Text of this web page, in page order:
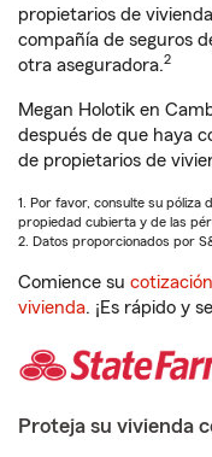
propietarios de
compañía de seguros
otra aseguradora.2
Megan Holotik en
después de que haya
de propietarios de
1. Por favor, consulte su póliza
propiedad cubierta y de las
2. Datos proporcionados por
Comience su
vivienda. ¡Es rápido y
Proteja su vivienda